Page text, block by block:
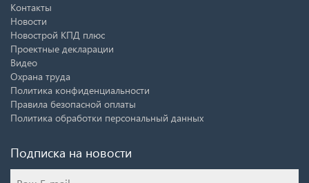
Контакты
Новости
Новострой КПД плюс
Проектные декларации
Видео
Охрана труда
Политика конфиденциальности
Правила безопасной оплаты
Политика обработки персональный данных
Подписка на новости